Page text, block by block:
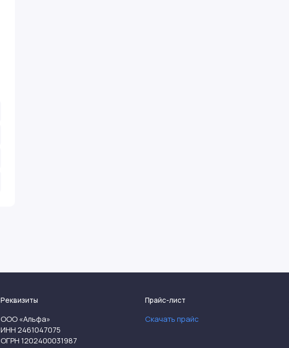
Реквизиты
ООО «Альфа»
ИНН 2461047075
ОГРН 1202400031987
Прайс-лист
Скачать прайс